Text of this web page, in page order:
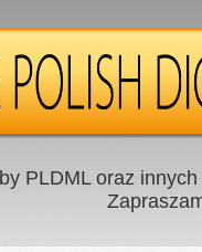
PLDML oraz